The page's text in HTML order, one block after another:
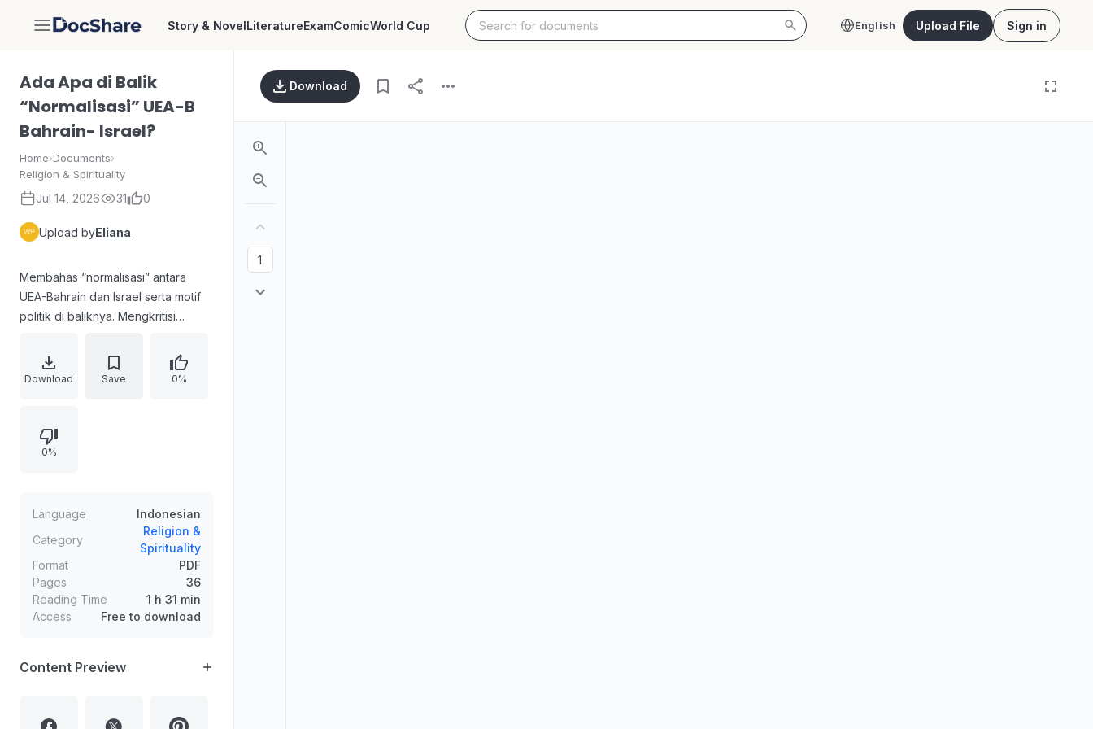
DocShare Story & NovelLiteratureExamComicWorld Cup English Upload File Sign in
Ada Apa di Balik
“Normalisasi” UEA-B
Bahrain- Israel?
Home›Documents›
Religion & Spirituality
Jul 14, 2026 31 0
Upload byEliana
Membahas “normalisasi” antara
UEA-Bahrain dan Israel serta motif
politik di baliknya. Mengkritisi
menyoroti dugaan pengkhianatan
terhadap Islam. Menguraikan 10
awal Islam, termasuk arah kiblat ke
al-Quds, perjalanan Isra Mi’raj,
penaklukan Palestina.
Download Save 0%
0%
Language
Indonesian
Category
Religion &
Spirituality
Format
PDF
Pages
36
Reading Time
1 h 31 min
Access
Free to download
Content Preview
Download